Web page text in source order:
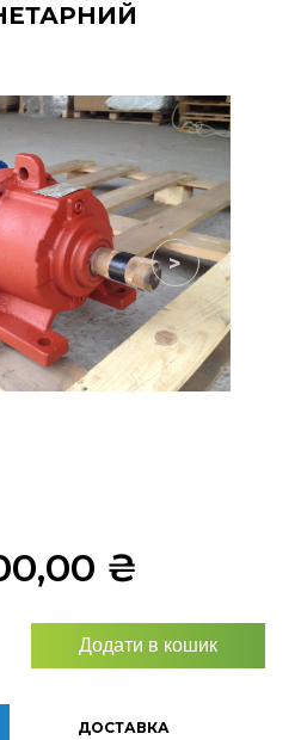
>
₴
Додати в кошик
ДОСТАВКА